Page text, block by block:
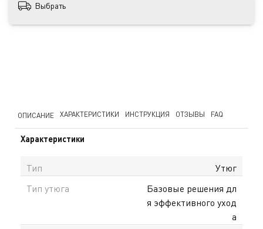
Выбрать
ОПИСАНИЕ ХАРАКТЕРИСТИКИ ИНСТРУКЦИЯ ОТЗЫВЫ FAQ
Характеристики
Тип
Утюг
Тип утюга
Базовые решения дл
я эффективного уход
а